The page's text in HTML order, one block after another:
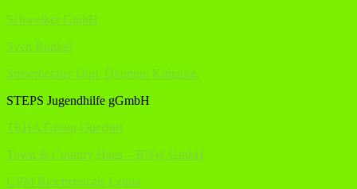
Schweiker GmbH
Sven Runkel
Steuerberater Dipl. Ökonom Kuhaupt,
STEPS Jugendhilfe gGmbH
TEHA Group Querfurt
Town & Country Haus – BNW GmbH
UPM Biochemicals Leuna